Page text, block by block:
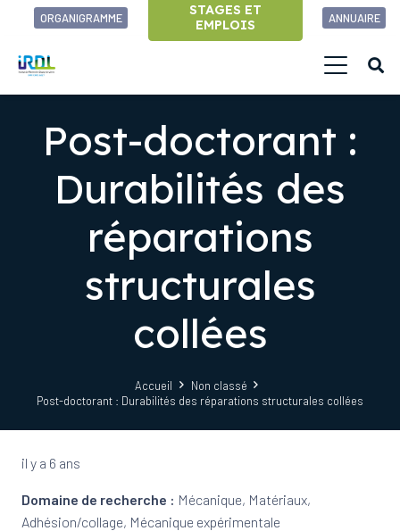
ORGANIGRAMME
STAGES ET
EMPLOIS
ANNUAIRE
Post-doctorant :
Durabilités des
réparations
structurales
collées
Accueil
Non classé
Post-doctorant : Durabilités des réparations structurales collées
il y a 6 ans
Domaine de recherche : Mécanique, Matériaux,
Adhésion/collage, Mécanique expérimentale